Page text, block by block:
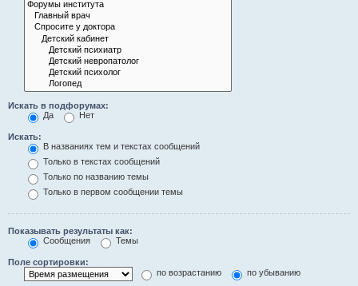
Искать в подфорумах:
Да
Нет
Искать:
В названиях тем и текстах сообщений
Только в текстах сообщений
Только по названию темы
Только в первом сообщении темы
Показывать результаты как:
Сообщения
Темы
Поле сортировки:
по возрастанию
по убыванию